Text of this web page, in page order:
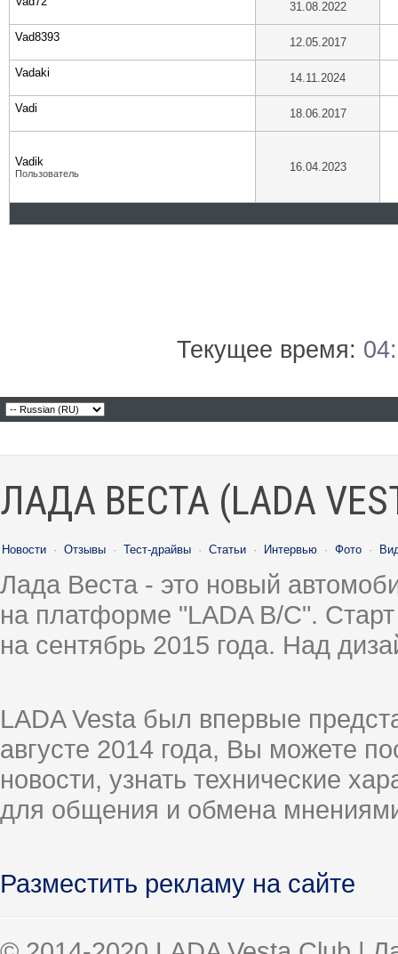
31.08.2022
Vad8393 12.05.2017
Vadaki 14.11.2024
Vadi 18.06.2017
Vadik
Пользователь 16.04.2023
Текущее время:
ЛАДА ВЕСТА (LADA
Новости · Отзывы · Тест-драйвы · Статьи · Интервью · Фото ·
Лада Веста - это новый
на платформе "LADA B/C".
на сентябрь 2015 года. Над
LADA Vesta был впервые
августе 2014 года, Вы можете
новости, узнать технические
для общения и обмена
Разместить рекламу на сайте